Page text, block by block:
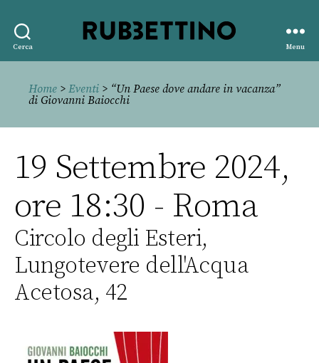
Cerca
editore
Menu
Home > Eventi > “Un Paese dove andare in vacanza”
di Giovanni Baiocchi
19 Settembre 2024,
ore 18:30 - Roma
Circolo degli Esteri,
Lungotevere dell'Acqua
Acetosa, 42